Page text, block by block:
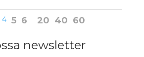
4 5 6 20 40 60
newsletter